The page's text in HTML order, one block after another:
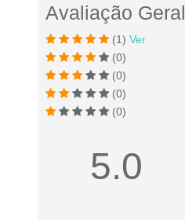
Avaliação Geral
(1) Ver
(0)
(0)
(0)
(0)
5.0